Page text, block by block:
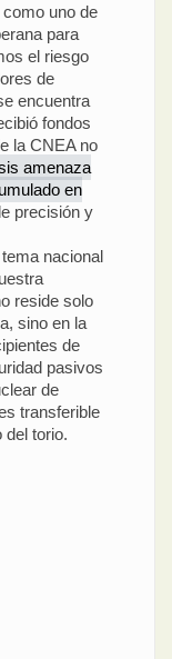
uno de
para
el riesgo
de
encuentra
fondos
la CNEA no
amenaza
en
precisión y
nacional
reside solo
sino en la
de
pasivos
de
transferible
del torio.